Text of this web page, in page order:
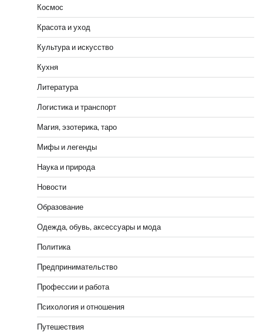
Космос
Красота и уход
Культура и искусство
Кухня
Литература
Логистика и транспорт
Магия, эзотерика, таро
Мифы и легенды
Наука и природа
Новости
Образование
Одежда, обувь, аксессуары и мода
Политика
Предпринимательство
Профессии и работа
Психология и отношения
Путешествия